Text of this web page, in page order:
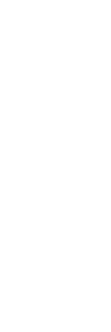
0,59CT VS/G